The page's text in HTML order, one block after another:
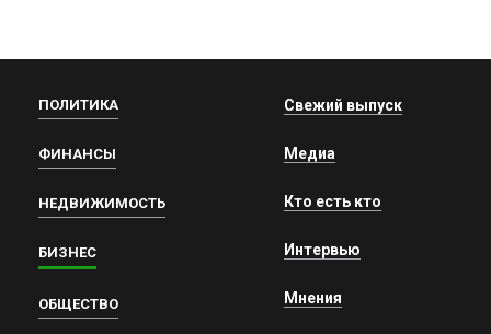
ПОЛИТИКА
ФИНАНСЫ
НЕДВИЖИМОСТЬ
БИЗНЕС
ОБЩЕСТВО
Свежий выпуск
Медиа
Кто есть кто
Интервью
Мнения